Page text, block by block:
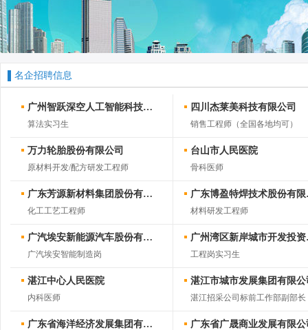
名企招聘信息
广州智跃深空人工智能科技有限公司
算法实习生
四川杰莱美科技有限公司
销售工程师（全国各地均可）
万力轮胎股份有限公司
原材料开发/配方研发工程师
台山市人民医院
骨科医师
广东芳源新材料集团股份有限公司
化工工艺工程师
广
材料研发工程师
广汽埃安新能源汽车股份有限公司
广汽埃安智能制造岗
广
工程岗实习生
湛江中心人民医院
内科医师
湛江市城市发展集团有限公
湛江招采公司标前工作部副部长
广东省海洋经济发展集团有限公司 广东省广晟商业发展有限公